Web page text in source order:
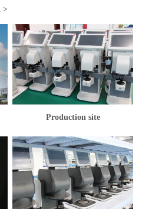
>
Production site